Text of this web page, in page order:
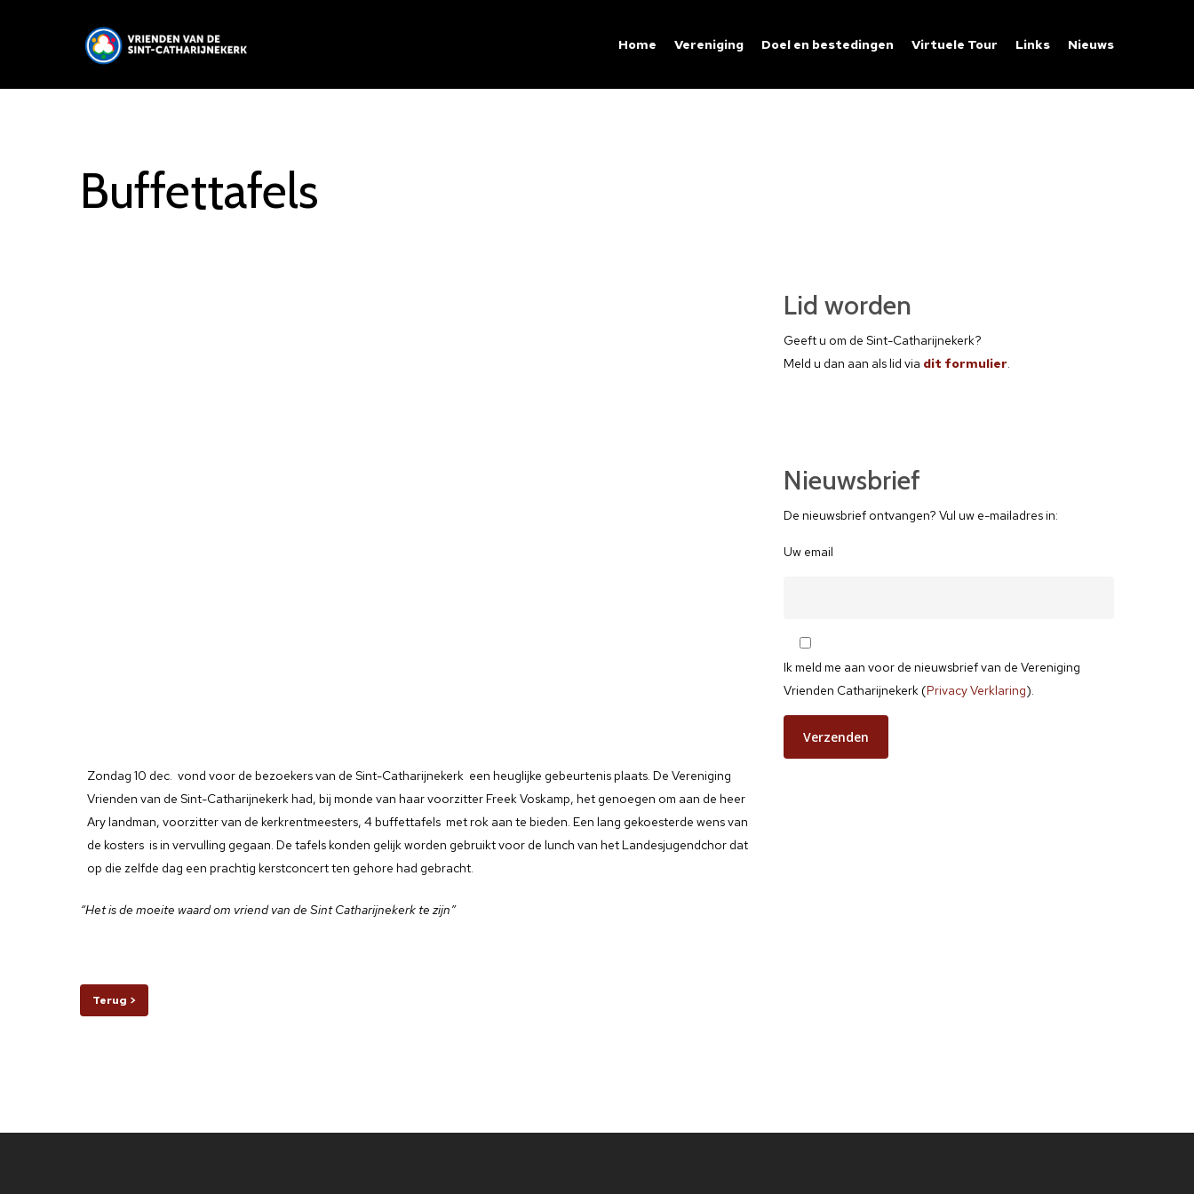
Home Vereniging Doel en bestedingen Virtuele Tour Links Nieuws
Buffettafels
Zondag 10 dec. vond voor de bezoekers van de Sint-Catharijnekerk een heuglijke gebeurtenis plaats. De Vereniging
Vrienden van de Sint-Catharijnekerk had, bij monde van haar voorzitter Freek Voskamp, het genoegen om aan de heer
Ary landman, voorzitter van de kerkrentmeesters, 4 buffettafels met rok aan te bieden. Een lang gekoesterde wens van
de kosters is in vervulling gegaan. De tafels konden gelijk worden gebruikt voor de lunch van het Landesjugendchor dat
op die zelfde dag een prachtig kerstconcert ten gehore had gebracht.
“Het is de moeite waard om vriend van de Sint Catharijnekerk te zijn”
Terug >
Lid worden
Geeft u om de Sint-Catharijnekerk?
Meld u dan aan als lid via dit formulier.
Nieuwsbrief
De nieuwsbrief ontvangen? Vul uw e-mailadres in:
Uw email
Ik meld me aan voor de nieuwsbrief van de Vereniging
Vrienden Catharijnekerk (Privacy Verklaring).